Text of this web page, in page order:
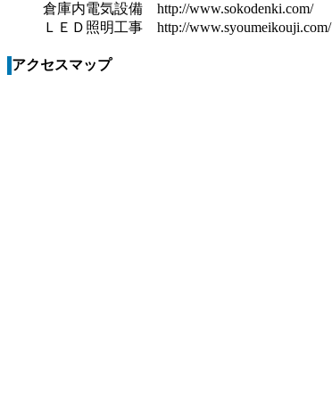
倉庫内電気設備 http://www.sokodenki.com/
ＬＥＤ照明工事 http://www.syoumeikouji.com/
アクセスマップ